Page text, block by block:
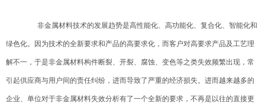
非金属材料技术的发展趋势是高性能化、高功能化、复合化、智能化和
绿色化。因为技术的全新要求和产品的高要求化，而客户对高要求产品及工艺理
解不一，于是非金属材料构件断裂、开裂、腐蚀、变色等之类失效频繁出现，常
引起供应商与用户间的责任纠纷，进而导致了严重的经济损失。进而越来越多的
企业、单位对于非金属材料失效分析有了一个全新的要求，不再是以往的直接更